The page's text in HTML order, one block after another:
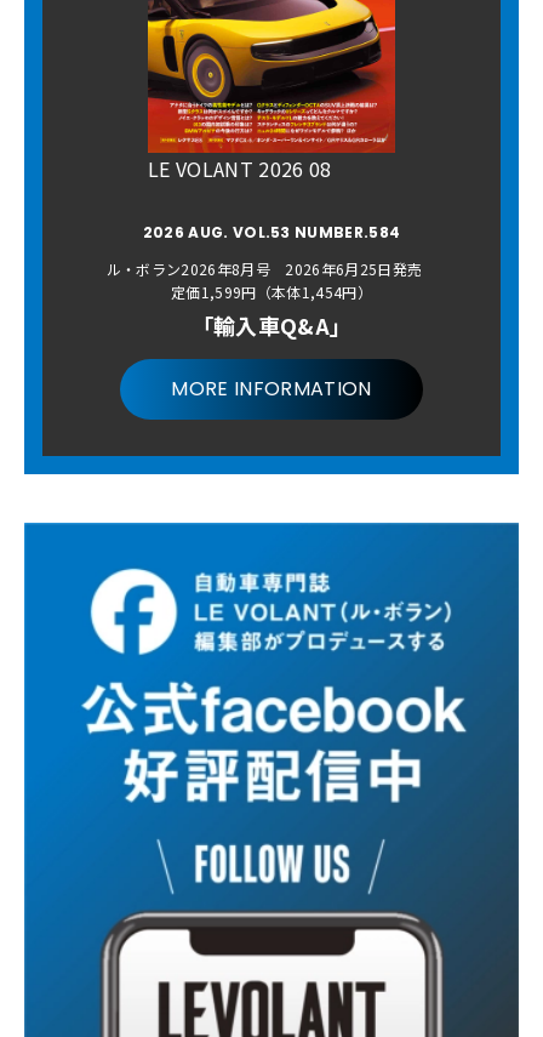
LE VOLANT 2026 08
2026 AUG. VOL.53 NUMBER.584
ル・ボラン2026年8月号 2026年6月25日発売
定価1,599円（本体1,454円）
「輸入車Q&A」
MORE INFORMATION